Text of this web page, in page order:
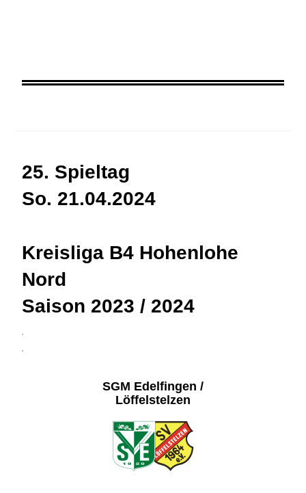
25. Spieltag
So. 21.04.2024
Kreisliga B4 Hohenlohe
Nord
Saison 2023 / 2024
3
4
SGM Edelfingen /
Löffelstelzen